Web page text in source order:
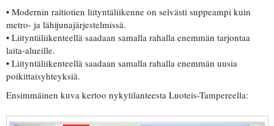
• Modernin raitiotien liityntäliikenne on selvästi suppeampi kuin
metro- ja lähijunajärjestelmissä.
• Liityntäliikenteellä saadaan samalla rahalla enemmän tarjontaa
laita-alueille.
• Liityntäliikenteellä saadaan samalla rahalla enemmän uusia
poikittaisyhteyksiä.
Ensimmäinen kuva kertoo nykytilanteesta Luoteis-Tampereella: